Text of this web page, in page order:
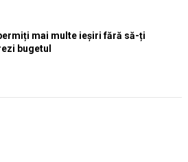
mai multe ieșiri fără să-ți
bugetul